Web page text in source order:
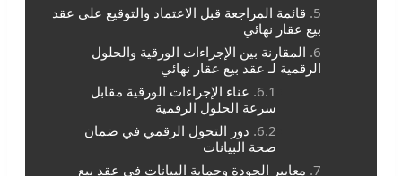
قائمة المراجعة قبل الاعتماد والتوقيع على عقد
بيع عقار نهائي
المقارنة بين الإجراءات الورقية والحلول
الرقمية لـ عقد بيع عقار نهائي
عناء الإجراءات الورقية مقابل
سرعة الحلول الرقمية
دور التحول الرقمي في ضمان
صحة البيانات
معايير الجودة وحماية البيانات في عقد بيع